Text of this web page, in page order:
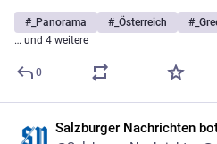
# _Panorama # _Österreich #
… und 4 weitere
0
Salzburger Nachrichten